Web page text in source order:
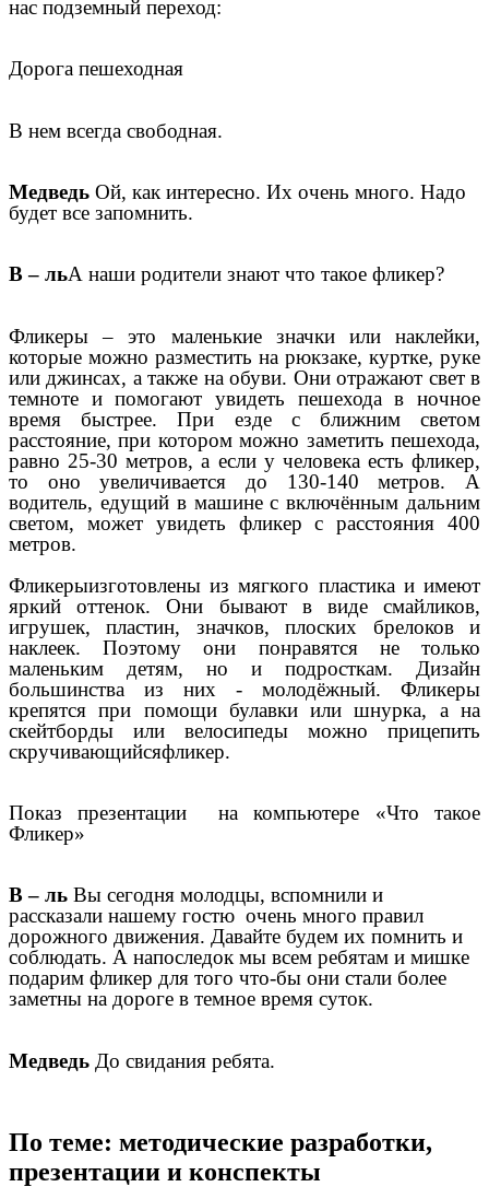
нас подземный переход:
Дорога пешеходная
В нем всегда свободная.
Медведь Ой, как интересно. Их очень много. Надо
будет все запомнить.
В – льА наши родители знают что такое фликер?
Фликеры – это маленькие значки или наклейки,
которые можно разместить на рюкзаке, куртке, руке
или джинсах, а также на обуви. Они отражают свет в
темноте и помогают увидеть пешехода в ночное
время быстрее. При езде с ближним светом
расстояние, при котором можно заметить пешехода,
равно 25-30 метров, а если у человека есть фликер,
то оно увеличивается до 130-140 метров. А
водитель, едущий в машине с включённым дальним
светом, может увидеть фликер с расстояния 400
метров.
Фликерыизготовлены из мягкого пластика и имеют
яркий оттенок. Они бывают в виде смайликов,
игрушек, пластин, значков, плоских брелоков и
наклеек. Поэтому они понравятся не только
маленьким детям, но и подросткам. Дизайн
большинства из них - молодёжный. Фликеры
крепятся при помощи булавки или шнурка, а на
скейтборды или велосипеды можно прицепить
скручивающийсяфликер.
Показ презентации на компьютере «Что такое
Фликер»
В – ль Вы сегодня молодцы, вспомнили и
рассказали нашему гостю очень много правил
дорожного движения. Давайте будем их помнить и
соблюдать. А напоследок мы всем ребятам и мишке
подарим фликер для того что-бы они стали более
заметны на дороге в темное время суток.
Медведь До свидания ребята.
По теме: методические разработки,
презентации и конспекты